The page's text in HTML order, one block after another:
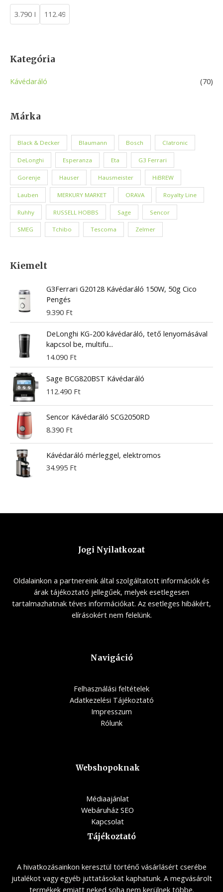
h
Kategória
Kávédaráló (70)
Márka
Black & Decker Blaumann Bosch Clatronic
DeLonghi Esperanza Eta G3 Ferrari
Gorenje Hauser Hausmeister HiBREW
Lauben MERKURY MARKET ORAVA Royalty Line
Ruhhy RUSSELL HOBBS Sage Sencor
SMEG Tchibo Tescoma Zelmer
Kiemelt
G3Ferrari G20128 Kávédaráló 150W, 50g Cico
Pengés
9.390 Ft
DeLonghi KG-200 kávédaráló, tető lenyomásával
kapcsol be, multifu...
14.090 Ft
Sage BCG820BST Kávédaráló
112.490 Ft
Sencor Kávédaráló SCG2050RD
8.390 Ft
Kávédaráló mérleggel, elektromos
34.995 Ft
Jogi Nyilatkozat
Oldalainkon a partnereink által szolgáltatott információk és
árak tájékoztató jellegűek, melyek esetlegesen
tartalmazhatnak téves információkat. Az esetleges hibákért,
elírásokért nem felelünk.
Navigáció
Felhasználási feltételek
Adatkezelési Tájékoztató
Impresszum
Rólunk
Webshopoknak
Médiaajánlat
Webáruház SEO
Kapcsolat
Tájékoztató
A hivatkozásainkon keresztül történő vásárlásért cserébe
jutalékot vagy egyéb juttatásokat kaphatunk. A megvásárolt
termékek emiatt neked soha nem kerülnek többe.